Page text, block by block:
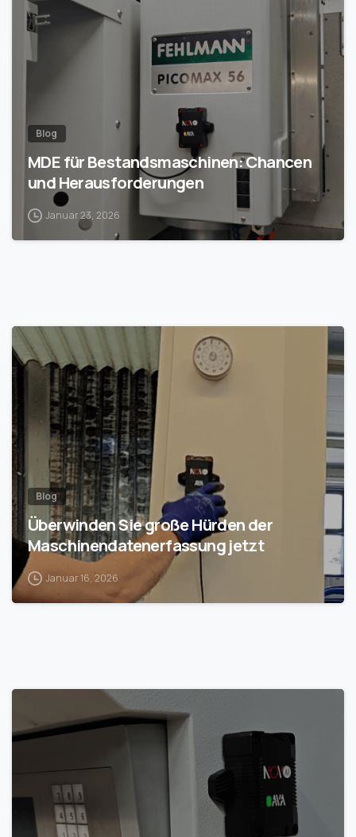
Blog
MDE für Bestandsmaschinen: Chancen
und Herausforderungen
Januar 23, 2026
Blog
Überwinden Sie große Hürden der
Maschinendatenerfassung jetzt
Januar 16, 2026